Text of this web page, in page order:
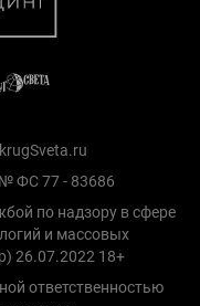
ФС 77 - 83686
по надзору в сфере
и массовых
26.07.2022 18+
ответственностью